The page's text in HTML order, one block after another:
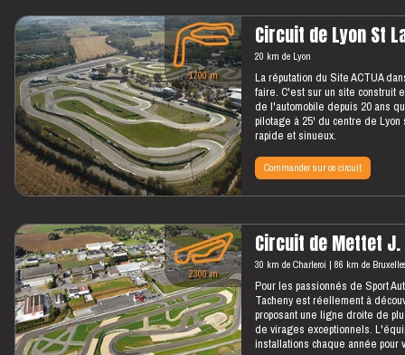
Circuit de Lyon St
1700 m
20 km de Lyon
La réputation du Site ACTUA
faire. C'est sur un site construit
de l'automobile depuis 20 ans
pilotage à 25' du centre de
rapide et sinueux.
Commander sur ce circuit
Circuit de Mettet J.
2300 m 30 km de Charleroi 86 km de
Pour les passionnés de Sport
Tacheny est réellement à
proposant une ligne droite de
de virages exceptionnels.
installations chaque année pour